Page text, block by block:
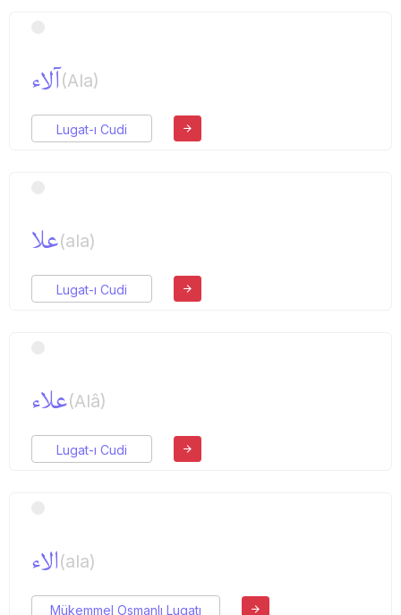
آلاء(Ala)
Lugat-ı Cudi
علا(ala)
Lugat-ı Cudi
علاء(Alâ)
Lugat-ı Cudi
الاء(ala)
Mükemmel Osmanlı Lugatı